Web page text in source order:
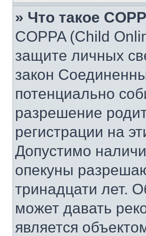
» Что такое
COPPA (Child
защите личных
закон
потенциально
разрешение
регистрации на
Допустимо
опекуны
тринадцати лет.
может давать
является